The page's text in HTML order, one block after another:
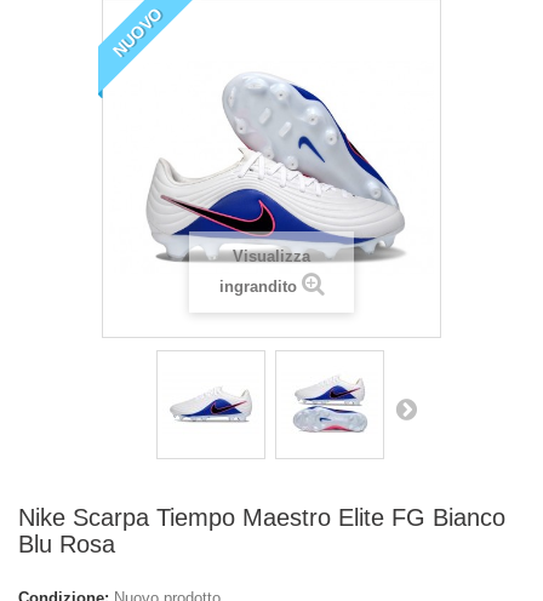
NUOVO
Visualizza
ingrandito
Nike Scarpa Tiempo Maestro Elite FG Bianco
Blu Rosa